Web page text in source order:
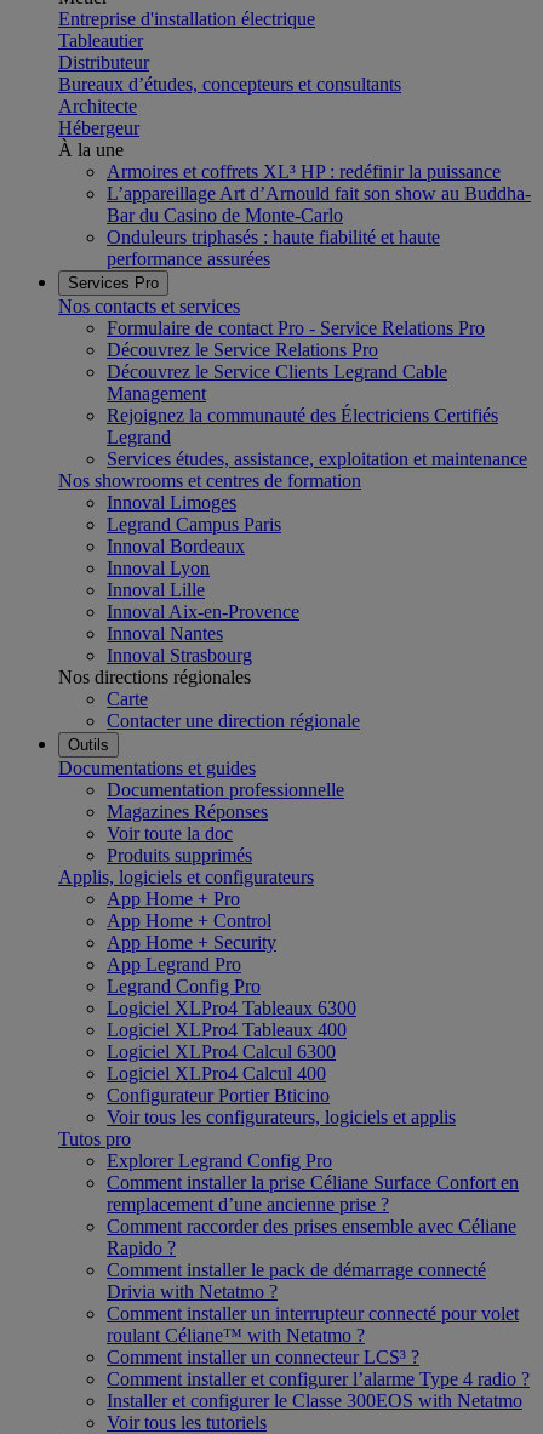
Entreprise d'installation électrique
Tableautier
Distributeur
Bureaux d’études, concepteurs et consultants
Architecte
Hébergeur
À la une
Armoires et coffrets XL³ HP : redéfinir la puissance
L’appareillage Art d’Arnould fait son show au Buddha-
Bar du Casino de Monte-Carlo
Onduleurs triphasés : haute fiabilité et haute
performance assurées
Services Pro
Nos contacts et services
Formulaire de contact Pro - Service Relations Pro
Découvrez le Service Relations Pro
Découvrez le Service Clients Legrand Cable
Management
Rejoignez la communauté des Électriciens Certifiés
Legrand
Services études, assistance, exploitation et maintenance
Nos showrooms et centres de formation
Innoval Limoges
Legrand Campus Paris
Innoval Bordeaux
Innoval Lyon
Innoval Lille
Innoval Aix-en-Provence
Innoval Nantes
Innoval Strasbourg
Nos directions régionales
Carte
Contacter une direction régionale
Outils
Documentations et guides
Documentation professionnelle
Magazines Réponses
Voir toute la doc
Produits supprimés
Applis, logiciels et configurateurs
App Home + Pro
App Home + Control
App Home + Security
App Legrand Pro
Legrand Config Pro
Logiciel XLPro4 Tableaux 6300
Logiciel XLPro4 Tableaux 400
Logiciel XLPro4 Calcul 6300
Logiciel XLPro4 Calcul 400
Configurateur Portier Bticino
Voir tous les configurateurs, logiciels et applis
Tutos pro
Explorer Legrand Config Pro
Comment installer la prise Céliane Surface Confort en
remplacement d’une ancienne prise ?
Comment raccorder des prises ensemble avec Céliane
Rapido ?
Comment installer le pack de démarrage connecté
Drivia with Netatmo ?
Comment installer un interrupteur connecté pour volet
roulant Céliane™ with Netatmo ?
Comment installer un connecteur LCS³ ?
Comment installer et configurer l’alarme Type 4 radio ?
Installer et configurer le Classe 300EOS with Netatmo
Voir tous les tutoriels